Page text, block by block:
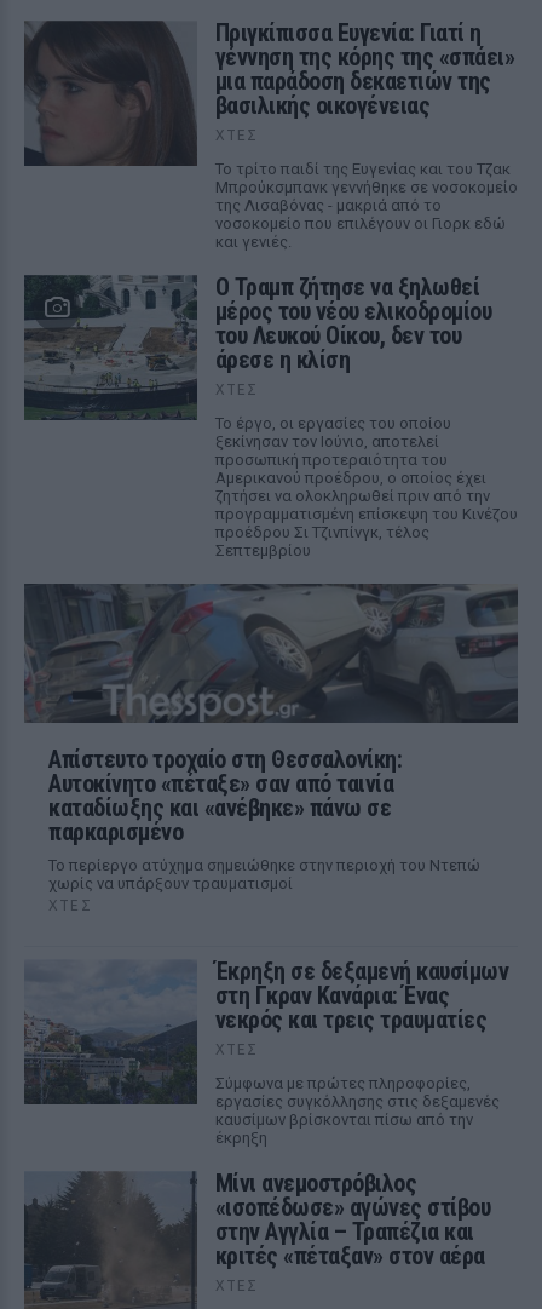
Πριγκίπισσα Ευγενία: Γιατί η
γέννηση της κόρης της «σπάει»
μια παράδοση δεκαετιών της
βασιλικής οικογένειας
ΧΤΕΣ
Το τρίτο παιδί της Ευγενίας και του Τζακ
Μπρούκσμπανκ γεννήθηκε σε νοσοκομείο
της Λισαβόνας - μακριά από το
νοσοκομείο που επιλέγουν οι Γιορκ εδώ
και γενιές.
Ο Τραμπ ζήτησε να ξηλωθεί
μέρος του νέου ελικοδρομίου
του Λευκού Οίκου, δεν του
άρεσε η κλίση
ΧΤΕΣ
Το έργο, οι εργασίες του οποίου
ξεκίνησαν τον Ιούνιο, αποτελεί
προσωπική προτεραιότητα του
Αμερικανού προέδρου, ο οποίος έχει
ζητήσει να ολοκληρωθεί πριν από την
προγραμματισμένη επίσκεψη του Κινέζου
προέδρου Σι Τζινπίνγκ, τέλος
Σεπτεμβρίου
Απίστευτο τροχαίο στη Θεσσαλονίκη:
Αυτοκίνητο «πέταξε» σαν από ταινία
καταδίωξης και «ανέβηκε» πάνω σε
παρκαρισμένο
Το περίεργο ατύχημα σημειώθηκε στην περιοχή του Ντεπώ
χωρίς να υπάρξουν τραυματισμοί
ΧΤΕΣ
Έκρηξη σε δεξαμενή καυσίμων
στη Γκραν Κανάρια: Ένας
νεκρός και τρεις τραυματίες
ΧΤΕΣ
Σύμφωνα με πρώτες πληροφορίες,
εργασίες συγκόλλησης στις δεξαμενές
καυσίμων βρίσκονται πίσω από την
έκρηξη
Μίνι ανεμοστρόβιλος
«ισοπέδωσε» αγώνες στίβου
στην Αγγλία – Τραπέζια και
κριτές «πέταξαν» στον αέρα
ΧΤΕΣ